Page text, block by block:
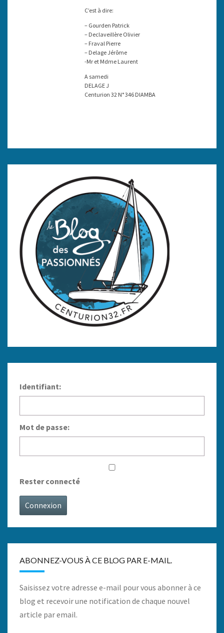
C’est à dire:
– Gourden Patrick
– Declaveillère Olivier
– Fraval Pierre
– Delage Jérôme
-Mr et Mdme Laurent
A samedi
DELAGE J
Centurion 32 N° 346 DIAMBA
Identifiant:
Mot de passe:
Rester connecté
Connexion
ABONNEZ-VOUS À CE BLOG PAR E-MAIL.
Saisissez votre adresse e-mail pour vous abonner à ce
blog et recevoir une notification de chaque nouvel
article par email.